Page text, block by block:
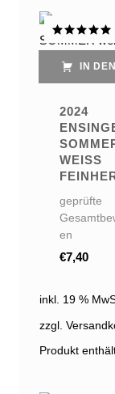
IN
2024
WEISS F
Bewertet
mit
5.00
von 5
geprüfte
en
€7,40
inkl. 19 %
zzgl.
Produkt